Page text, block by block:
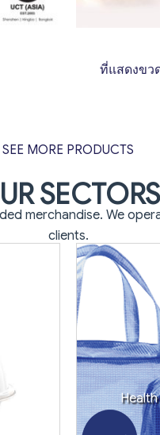
ที่แสดงขว
SEE MORE PRODUCTS
SECTORS
merchandise. We
clients.